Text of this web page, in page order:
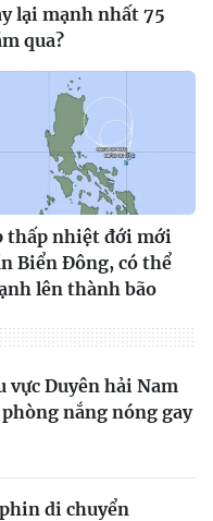
lại mạnh nhất 75
qua?
thấp nhiệt đới mới
Biển Đông, có thể
lên thành bão
vực Duyên hải Nam
nắng nóng gay
di chuyển